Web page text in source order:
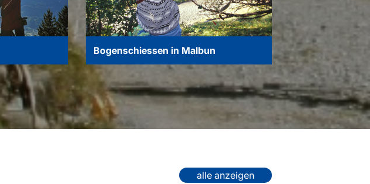
Bogenschiessen in Malbun Forscherweg
alle anzeigen